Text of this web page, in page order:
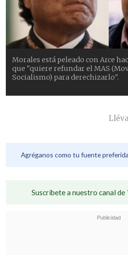
Morales está peleado con Arce
que "quiere refundar el MAS
Socialismo) para derechizarlo".
Agréganos como tu fuente
Suscríbete a nuestro canal de